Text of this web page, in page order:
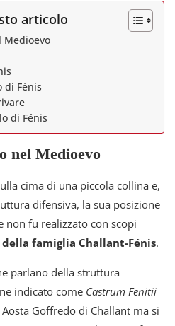
articolo
Medioevo
di Fénis
di Fénis
nel Medioevo
cima di una piccola collina e,
difensiva, la sua posizione
non fu realizzato con scopi
famiglia Challant-Fénis.
parlano della struttura
indicato come Castrum Fenitii
Goffredo di Challant ma si